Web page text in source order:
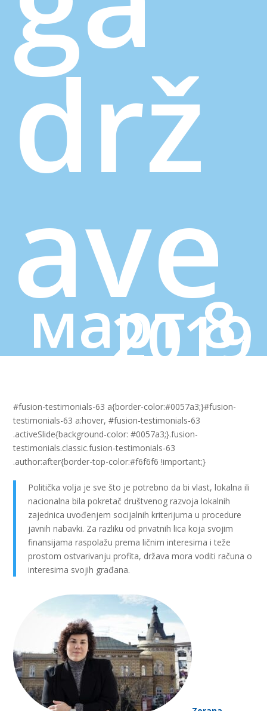
drž
ave
март 8,
2019
#fusion-testimonials-63 a{border-color:#0057a3;}#fusion-
testimonials-63 a:hover, #fusion-testimonials-63
.activeSlide{background-color: #0057a3;}.fusion-
testimonials.classic.fusion-testimonials-63
.author:after{border-top-color:#f6f6f6 !important;}
Politička volja je sve što je potrebno da bi vlast, lokalna ili
nacionalna bila pokretač društvenog razvoja lokalnih
zajednica uvođenjem socijalnih kriterijuma u procedure
javnih nabavki. Za razliku od privatnih lica koja svojim
finansijama raspolažu prema ličnim interesima i teže
prostom ostvarivanju profita, država mora voditi računa o
interesima svojih građana.